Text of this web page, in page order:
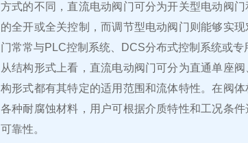
方式的不同，直流电动阀门可分为开关型电动阀
的全开或全关控制，而调节型电动阀门则能够实
门常常与PLC控制系统、DCS分布式控制系统或
从结构形式上看，直流电动阀门可分为直通单座
构形式都有其特定的适用范围和流体特性。在阀
各种耐腐蚀材料，用户可根据介质特性和工况条
可靠性。